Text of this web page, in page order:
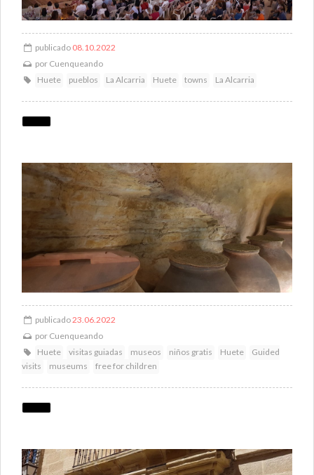
publicado 08.10.2022
por Cuenqueando
Huete
pueblos La Alcarria Huete towns La Alcarria
publicado23.06.2022
por Cuenqueando
Huete
visitas guiadas museos niños gratis Huete
Guided
visits
museums free for children